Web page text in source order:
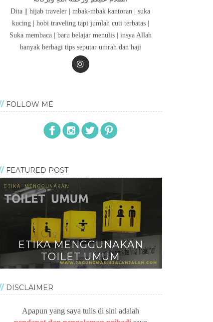
Dita || hijab traveler | mbak-mbak kantoran | suka
kucing | hobi traveling tapi jumlah cuti terbatas |
Suka membaca | baru belajar menulis | insya Allah
banyak berbagi tips seputar umrah dan haji
FOLLOW ME
FEATURED POST
ETIKA MENGGUNAKAN
TOILET UMUM
DISCLAIMER
Apapun yang saya tulis di sini adalah